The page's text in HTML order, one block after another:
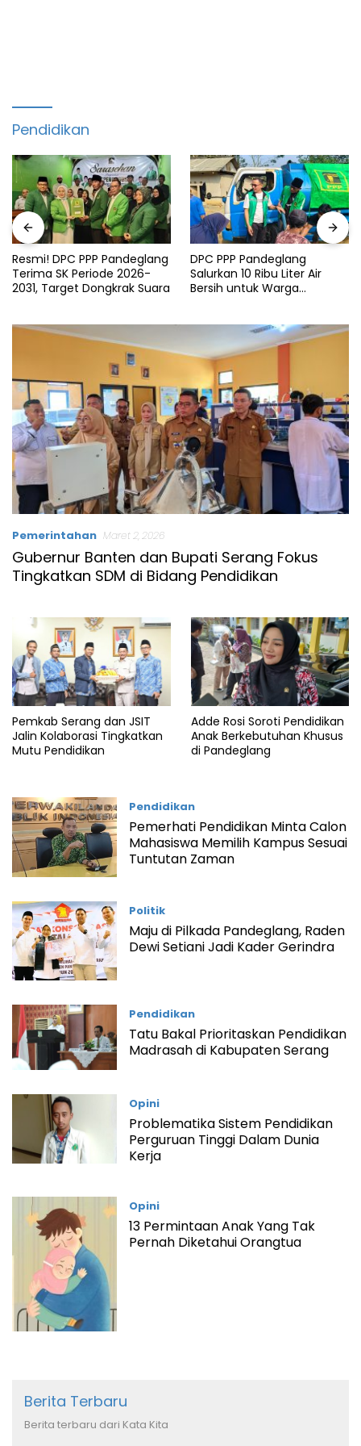
Pendidikan
Resmi! DPC PPP Pandeglang
Terima SK Periode 2026-
2031, Target Dongkrak Suara
DPC PPP Pandeglang
Salurkan 10 Ribu Liter Air
Bersih untuk Warga
Pemerintahan Maret 2, 2026
Gubernur Banten dan Bupati Serang Fokus
Tingkatkan SDM di Bidang Pendidikan
Pemkab Serang dan JSIT
Jalin Kolaborasi Tingkatkan
Mutu Pendidikan
Adde Rosi Soroti Pendidikan
Anak Berkebutuhan Khusus
di Pandeglang
Pendidikan
Pemerhati Pendidikan Minta Calon
Mahasiswa Memilih Kampus Sesuai
Tuntutan Zaman
Politik
Maju di Pilkada Pandeglang, Raden
Dewi Setiani Jadi Kader Gerindra
Pendidikan
Tatu Bakal Prioritaskan Pendidikan
Madrasah di Kabupaten Serang
Opini
Problematika Sistem Pendidikan
Perguruan Tinggi Dalam Dunia
Kerja
Opini
13 Permintaan Anak Yang Tak
Pernah Diketahui Orangtua
Berita Terbaru
Berita terbaru dari Kata Kita